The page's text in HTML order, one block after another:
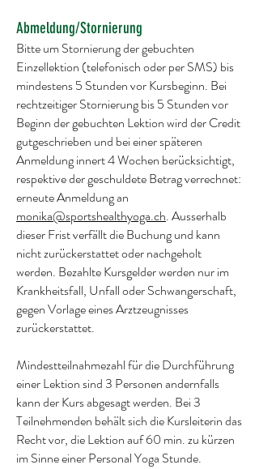
Abmeldung/Stornierung
Bitte um Stornierung der gebuchten
Einzellektion (telefonisch oder per SMS) bis
mindestens 5 Stunden vor Kursbeginn. Bei
rechtzeitiger Stornierung bis 5 Stunden vor
Beginn der gebuchten Lektion wird der Credit
gutgeschrieben und bei einer späteren
Anmeldung innert 4 Wochen berücksichtigt,
respektive der geschuldete Betrag verrechnet:
erneute Anmeldung an
monika@sportshealthyoga.ch. Ausserhalb
dieser Frist verfällt die Buchung und kann
nicht zurückerstattet oder nachgeholt
werden. Bezahlte Kursgelder werden nur im
Krankheitsfall, Unfall oder Schwangerschaft,
gegen Vorlage eines Arztzeugnisses
zurückerstattet.
Mindestteilnahmezahl für die Durchführung
einer Lektion sind 3 Personen andernfalls
kann der Kurs abgesagt werden. Bei 3
Teilnehmenden behält sich die Kursleiterin das
Recht vor, die Lektion auf 60 min. zu kürzen
im Sinne einer Personal Yoga Stunde.